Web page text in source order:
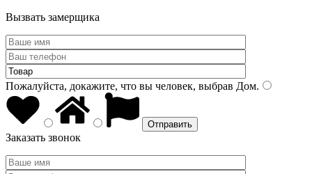
Вызвать замерщика
Пожалуйста, докажите, что вы человек, выбрав Дом.
Заказать звонок